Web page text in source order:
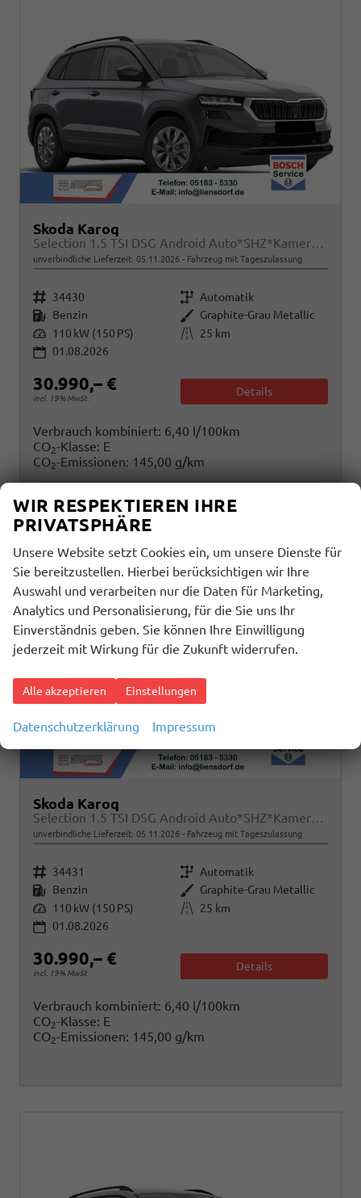
Skoda Karoq
Selection 1.5 TSI DSG Android Auto*SHZ*Kamera*PDC v/h*Klimaauto*SUNSET*LED
unverbindliche Lieferzeit: 05.11.2026 Fahrzeug mit Tageszulassung
Fahrzeugnr. 34430 Getriebe Automatik
Kraftstoff Benzin Außenfarbe Graphite-Grau Metallic
Leistung 110 kW (150 PS) Kilometerstand
25 km
01.08.2026
30.990,– €
incl. 19% MwSt.
Details
Verbrauch kombiniert: 6,40 l/100km
CO2-Klasse: E
CO2-Emissionen: 145,00 g/km
Skoda Karoq
Selection 1.5 TSI DSG Android Auto*SHZ*Kamera*PDC v/h*Klimaauto*SUNSET*LED
unverbindliche Lieferzeit: 05.11.2026 Fahrzeug mit Tageszulassung
Fahrzeugnr. 34431 Getriebe Automatik
Kraftstoff Benzin Außenfarbe Graphite-Grau Metallic
Leistung 110 kW (150 PS) Kilometerstand
25 km
01.08.2026
30.990,– €
incl. 19% MwSt.
Details
Verbrauch kombiniert: 6,40 l/100km
CO2-Klasse: E
CO2-Emissionen: 145,00 g/km
WIR RESPEKTIEREN IHRE
PRIVATSPHÄRE
Unsere Website setzt Cookies ein, um unsere Dienste für
Sie bereitzustellen. Hierbei berücksichtigen wir Ihre
Auswahl und verarbeiten nur die Daten für Marketing,
Analytics und Personalisierung, für die Sie uns Ihr
Einverständnis geben. Sie können Ihre Einwilligung
jederzeit mit Wirkung für die Zukunft widerrufen.
Alle akzeptieren Einstellungen
Datenschutzerklärung Impressum